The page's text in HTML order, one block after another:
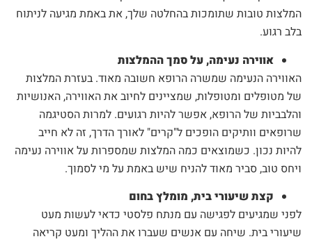
המלצות טובות שתומכות בהחלטה שלך, את באמת מגיעה לניתוח
בלב רגוע.
אווירה נעימה, על סמך ההמלצות
האווירה הנעימה שמשרה הרופא חשובה מאוד. בעזרת המלצות
של מטופלים ומטופלות, שמציינים לחיוב את האווירה, האנושיות
והלבביות של הרופא, אפשר להיות רגועים. למרות הסטיגמה
שרופאים וותיקים הופכים ל"קרים" לאורך הדרך, זה לא חייב
להיות נכון. כשמוצאים כמה המלצות שמספרות על אווירה נעימה
ויחס טוב, סביר מאוד להניח שיש באמת על מי לסמוך.
קצת שיעורי בית, מומלץ בחום
לפני שמגיעים לפגישה עם מנתח פלסטי כדאי לעשות מעט
שיעורי בית. שיחה עם אנשים שעברו את ההליך ומעט קריאה